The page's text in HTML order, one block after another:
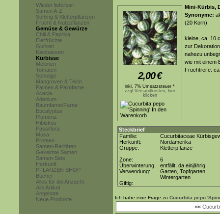
Wieder lieferbar!
Samen A-Z
Schling & Kletterpflanzen
Frucht & Nutzpflanzen
Gemüse & Gewürze
Chili & Paprika
Eierfrüchte
Gurken
Kalebassen
Kürbisse
Melonen
Tomaten
Sonstige
Mangroven & Teich
Palmen & Palmfarne
Acacia
Adenium
Baumfarne/Farne
Eucalyptus
Plumeria
Hibiskus
Passiflora
Musa
Proteen
Samen-Raritäten
Gekeimte Samen
Samen-Sets
Herkunft
PFLANZEN SHOP
Bücher
Alles für die Anzucht
Alle Artikel
Angebote
Neue Produkte
2,00€
inkl. 7% Umsatzsteuer *
zzgl.Versandkosten, hier
klicken
Mini-Kürbis,
Synonyme:
(20 Korn)
kleine, ca. 10
zur
nahezu
wie mit einem
Fruchtreife:
Steckbrief
Familie:
Cucurbitaceae
Herkunft:
Nordamerika
Gruppe:
Kletterpflanze
Zone:
6
Überwinterung:
entfällt, da einjährig
Verwendung:
Garten, Topfgarten,
Wintergarten
Giftig:
Ich habe eine Frage zu Cucurbita pepo
««